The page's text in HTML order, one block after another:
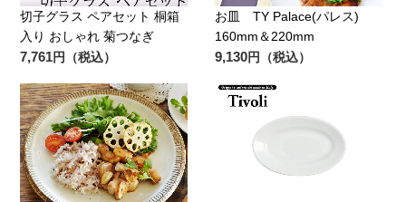
切子グラス ペアセット 桐箱
入り おしゃれ 菊つなぎ
7,761円（税込）
お皿 TY Palace(パレス)
160mm＆220mm
9,130円（税込）